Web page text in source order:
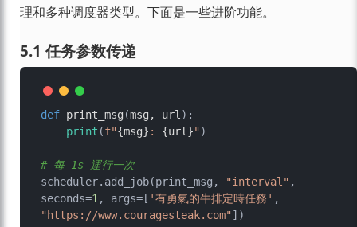
理和多种调度器类型。下面是一些进阶功能。
5.1 任务参数传递
def print_msg (msg, url ):
print (f"{msg} : {url}" )
# 每 1s 運行一次
scheduler.add_job(print_msg,
"interval" ,
seconds=1 , args=[ '有勇氣的牛排定時任務'
"https://www.couragesteak.com"